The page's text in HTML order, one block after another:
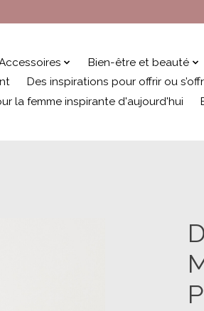
Bien-être et beauté
Des inspirations pour offrir ou
la femme inspirante d'aujourd'hui